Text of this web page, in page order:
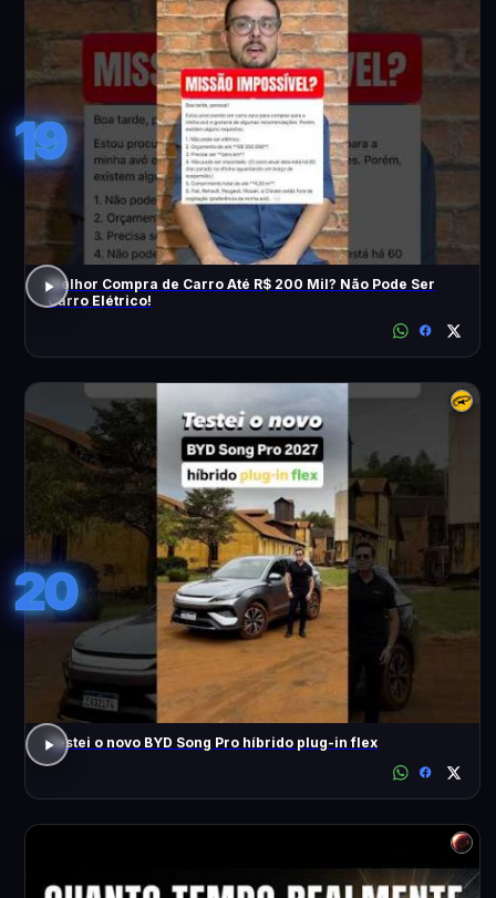
19
Melhor Compra de Carro Até R$ 200 Mil? Não Pode Ser
Carro Elétrico!
20
Testei o novo BYD Song Pro híbrido plug-in flex